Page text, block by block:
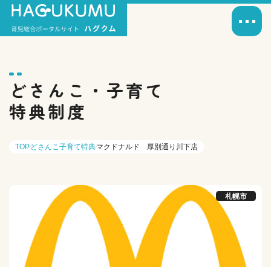
どさんこ・子育て
特典制度
TOPどさんこ子育て特典マクドナルド 厚別通り川下店
札幌市